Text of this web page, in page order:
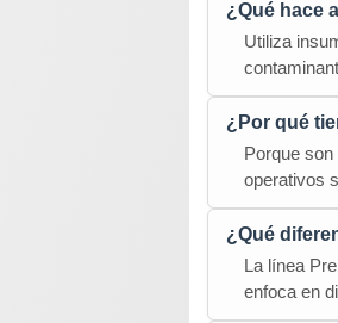
¿Qué hace
Utiliza
¿Por qué
Porque
operativos
¿Qué
La línea
enfoca en